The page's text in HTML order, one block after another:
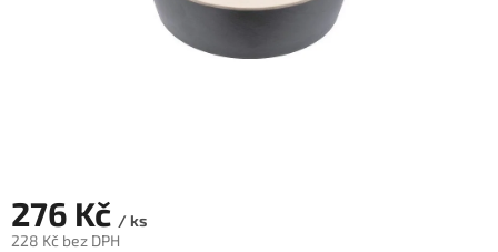
276 Kč / ks
228 Kč bez DPH